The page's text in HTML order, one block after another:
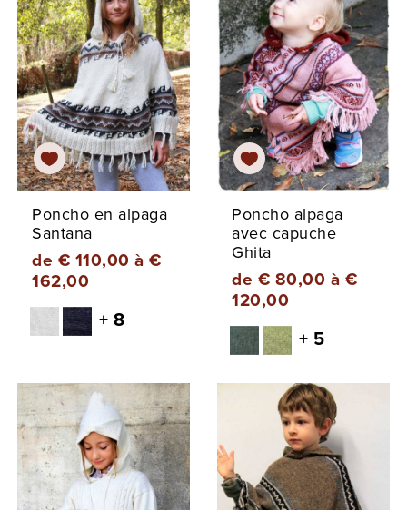
Poncho en alpaga
Santana
de € 110,00 à €
162,00
+ 8
Poncho alpaga
avec capuche
Ghita
de € 80,00 à €
120,00
+ 5